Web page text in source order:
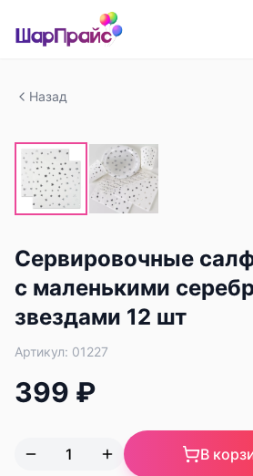
Назад
Сервировочные
с маленькими
звездами 12 шт
Артикул: 01227
399 ₽
В